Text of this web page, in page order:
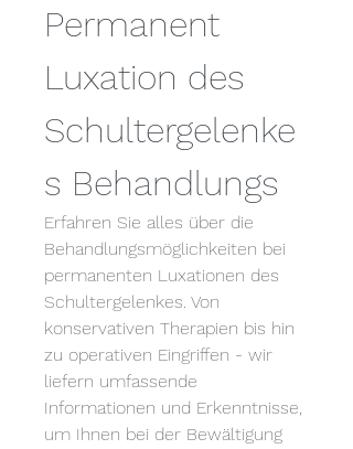
Permanent
Luxation des
Schultergelenke
s Behandlungs
Erfahren Sie alles über die
Behandlungsmöglichkeiten bei
permanenten Luxationen des
Schultergelenkes. Von
konservativen Therapien bis hin
zu operativen Eingriffen - wir
liefern umfassende
Informationen und Erkenntnisse,
um Ihnen bei der Bewältigung